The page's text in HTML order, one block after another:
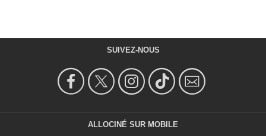
SUIVEZ-NOUS
ALLOCINÉ SUR MOBILE